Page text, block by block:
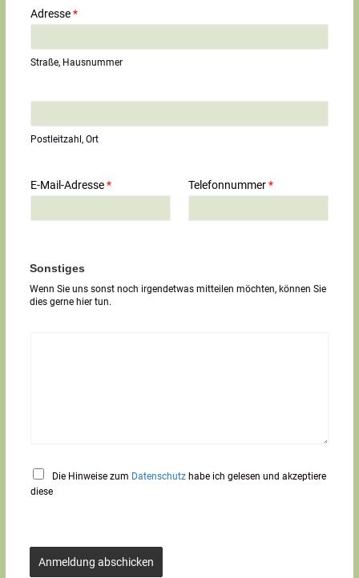
Adresse*
Straße, Hausnummer
n
i
l
g
T
x
t
Postleitzahl, Ort
E-Mail-Adresse* Telefonnummer*
Sonstiges
Wenn Sie uns sonst noch irgendetwas mitteilen möchten, können Sie
dies gerne hier tun.
Die Hinweise zum Datenschutz habe ich gelesen und akzeptiere
diese
Anmeldung abschicken